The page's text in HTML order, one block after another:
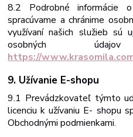
8.2 Podrobné informácie
spracúvame a chránime
využívaní našich služieb sú
osobných
https://
9. Užívanie E-shopu
9.1 Prevádzkovateľ týmto
licenciu k užívaniu E- shopu
Obchodnými podmienkami.